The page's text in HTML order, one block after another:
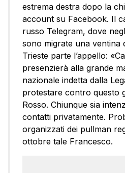
estrema destra dopo la
account su Facebook. Il
russo Telegram, dove
sono migrate una ventina
Trieste parte l’appello:
presenzierà alla grande
nazionale indetta dalla
protestare contro questo
Rosso. Chiunque sia
contatti privatamente.
organizzati dei pullman
ottobre tale Francesco.